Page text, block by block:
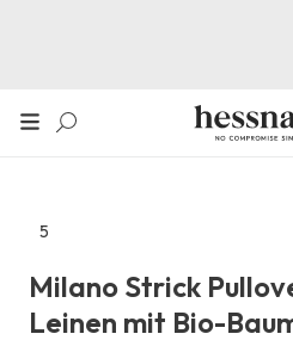
Zu
Reviews
5
Milano Strick
Leinen mit Bio-